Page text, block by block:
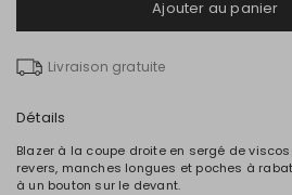
Ajouter au panier
Livraison gratuite
Détails
Blazer à la coupe droite en sergé de
revers, manches longues et poches à
à un bouton sur le devant.